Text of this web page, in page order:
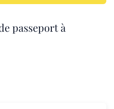
passeport à